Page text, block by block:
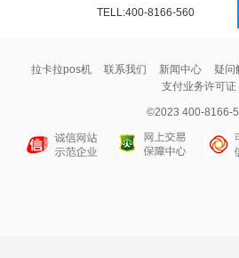
TELL:400-8166-560
拉卡拉pos机 联系我们 新闻中心 疑问
支付业务许可证
©2023 400-8166-